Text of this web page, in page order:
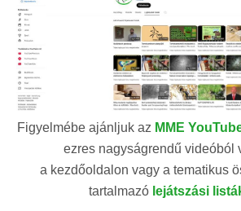
Figyelmébe ajánljuk az MME
ezres nagyságrendű videóból
a kezdőoldalon vagy a tematikus
tartalmazó lejátszási